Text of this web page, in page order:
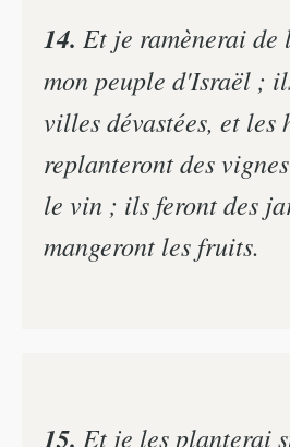
14. Et je ramènerai
mon peuple d'Israël ;
villes dévastées, et
replanteront des
le vin ; ils feront des
mangeront les fruits.
15. Et je les planterai